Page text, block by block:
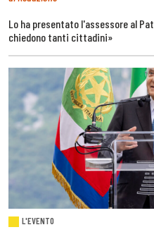
Lo ha presentato l'assessore al
chiedono tanti cittadini»
L'EVENTO